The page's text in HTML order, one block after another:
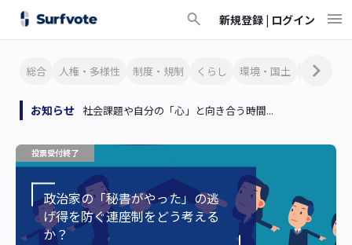
新規登録 | ログイン
総合 人権・多様性 制度・規制 くらし 環境・国土 文化・芸
お知らせ 社会課題や自分の「心」と向き合う時間...
政治家の「秘書がやった」の逃
げ得を防ぐ連座制をどう考える
か？
投票受付終了